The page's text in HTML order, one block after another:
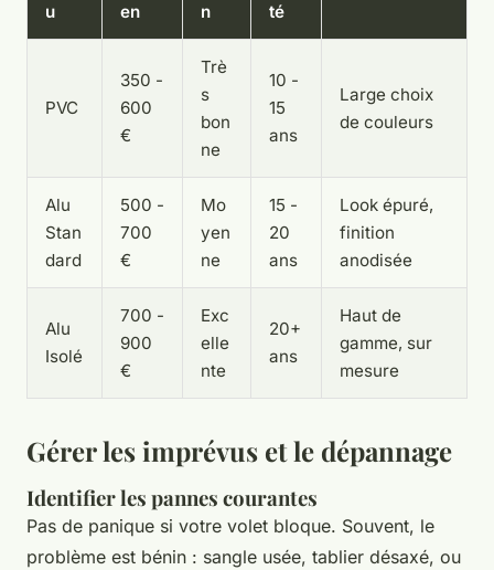
u
en
n
té
PVC
350 -
600
€
Trè
s
bon
ne
10 -
15
ans
Large choix
de couleurs
Alu
Stan
dard
500 -
700
€
Mo
yen
ne
15 -
20
ans
Look épuré,
finition
anodisée
Alu
Isolé
700 -
900
€
Exc
elle
nte
20+
ans
Haut de
gamme, sur
mesure
Gérer les imprévus et le dépannage
Identifier les pannes courantes
Pas de panique si votre volet bloque. Souvent, le
problème est bénin : sangle usée, tablier désaxé, ou